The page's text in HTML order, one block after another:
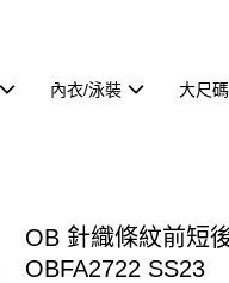
內衣/泳裝 大尺碼
OB 針織條紋前短
OBFA2722 SS23